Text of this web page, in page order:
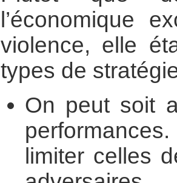
l’économique
violence, elle
types de
On peut soit
limiter celles